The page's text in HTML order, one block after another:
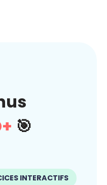
🎯
INTERACTIFS